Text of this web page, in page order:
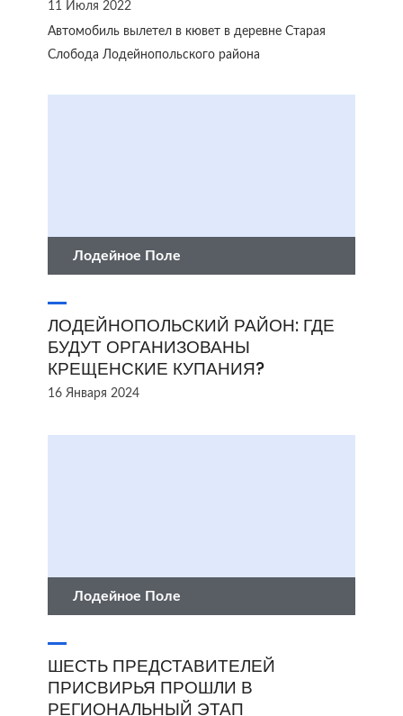
11 Июля 2022
Автомобиль вылетел в кювет в деревне Старая
Слобода Лодейнопольского района
Лодейное Поле
ЛОДЕЙНОПОЛЬСКИЙ РАЙОН: ГДЕ
БУДУТ ОРГАНИЗОВАНЫ
КРЕЩЕНСКИЕ КУПАНИЯ?
16 Января 2024
Лодейное Поле
ШЕСТЬ ПРЕДСТАВИТЕЛЕЙ
ПРИСВИРЬЯ ПРОШЛИ В
РЕГИОНАЛЬНЫЙ ЭТАП